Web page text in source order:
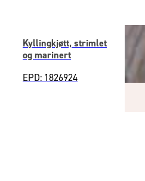
Kyllingkjøtt, strimlet
og marinert
EPD: 1826924